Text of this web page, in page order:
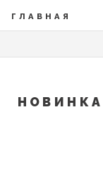
ГЛАВНАЯ